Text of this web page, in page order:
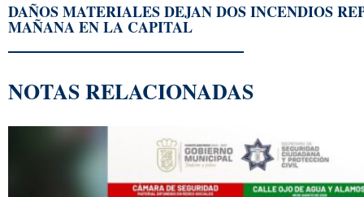
DAÑOS MATERIALES DEJAN DOS INCENDIOS
MAÑANA EN LA CAPITAL
NOTAS RELACIONADAS